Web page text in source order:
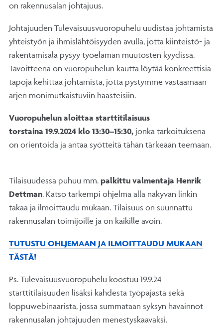
on rakennusalan johtajuus.
Johtajuuden Tulevaisuusvuoropuhelu uudistaa johtamista
yhteistyön ja ihmislähtöisyyden avulla, jotta kiinteistö- ja
rakentamisala pysyy työelämän muutosten kyydissä.
Tavoitteena on vuoropuhelun kautta löytää konkreettisia
tapoja kehittää johtamista, jotta pystymme vastaamaan
arjen monimutkaistuviin haasteisiin.
Vuoropuhelun aloittaa starttitilaisuus
torstaina 19.9.2024 klo 13:30–15:30, jonka tarkoituksena
on orientoida ja antaa syötteitä tähän tärkeään teemaan.
Tilaisuudessa puhuu mm. palkittu valmentaja Henrik
Dettman. Katso tarkempi ohjelma alla näkyvän linkin
takaa ja ilmoittaudu mukaan. Tilaisuus on suunnattu
rakennusalan toimijoille ja on kaikille avoin.
TUTUSTU OHLJEMAAN JA ILMOITTAUDU MUKAAN
TÄSTÄ!
Ps. Tulevaisuusvuoropuhelu koostuu 19.9.24
starttitilaisuuden lisäksi kahdesta työpajasta sekä
loppuwebinaarista, jossa summataan syksyn havainnot
rakennusalan johtajuuden menestyskaavaksi.